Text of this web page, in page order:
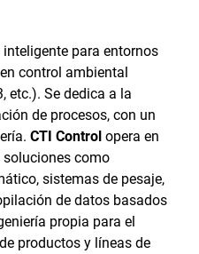
para entornos
control ambiental
etc.). Se dedica a la
de procesos, con un
CTI Control opera en
soluciones como
sistemas de pesaje,
de datos basados
propia para el
productos y líneas de